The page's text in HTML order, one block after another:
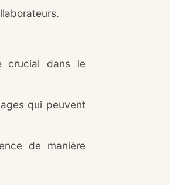
crucial dans le
qui peuvent
de manière